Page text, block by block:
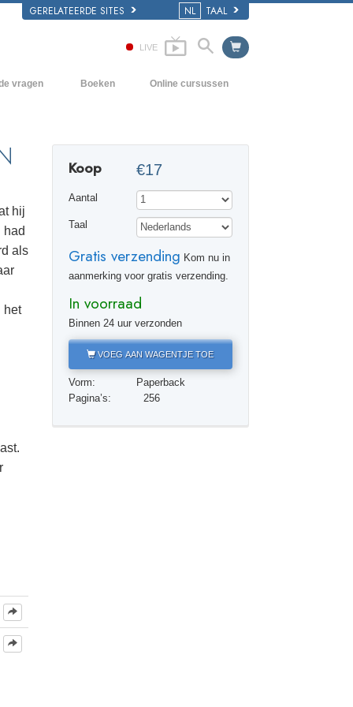
GERELATEERDE SITES NL TAAL
LIVE
vragen
van Scientology
Boeken
Luisterboeken
Introductielezingen
Films
Online cursussen
De Drijfveren van het Bestaan
De Componenten van Begrip
Oplossingen voor een Gevaarlijke
Integriteit en Eerlijkheid
Het Huwelijk
Oplossingen voor het Drugsprobleem
Kinderen
hij
had
als
het
Koop €17
Aantal
Taal
Gratis verzending Kom nu in
aanmerking voor gratis verzending.
In voorraad
Binnen 24 uur verzonden
VOEG AAN WAGENTJE TOE
Vorm:
Paperback
Pagina’s:
256